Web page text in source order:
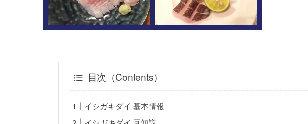
目次（Contents）
イシガキダイ 基本情報